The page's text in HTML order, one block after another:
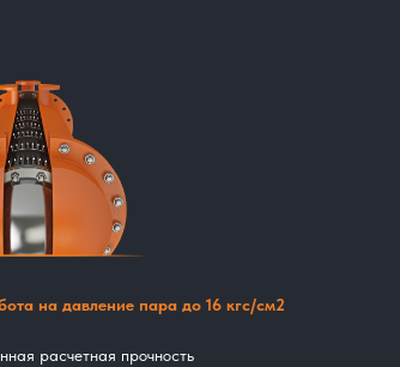
на давление пара до 16 кгс/см2
расчетная прочность